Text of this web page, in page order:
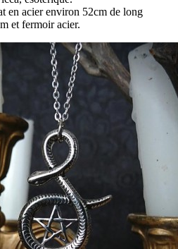
en acier environ 52cm de long
et fermoir acier.